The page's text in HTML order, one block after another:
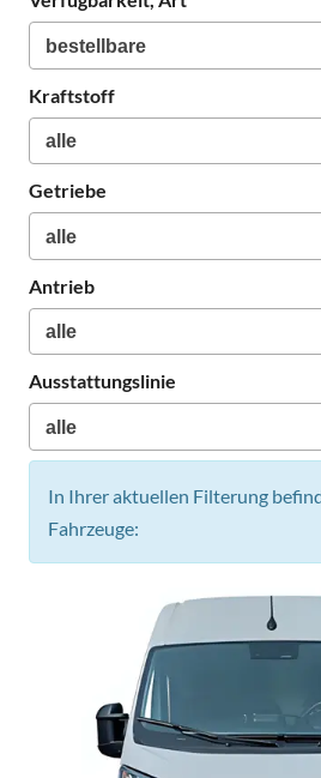
Kraftstoff
Getriebe
Antrieb
Ausstattungslinie
In Ihrer aktuellen Filterung
Fahrzeuge: